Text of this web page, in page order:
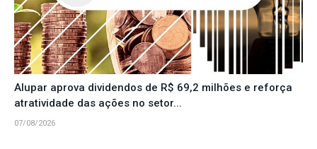
Alupar aprova dividendos de R$ 69,2 milhões e reforça
atratividade das ações no setor...
07/08/2026